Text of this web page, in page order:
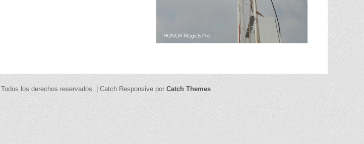
. Todos los derechos reservados. | Catch Responsive por Catch Themes